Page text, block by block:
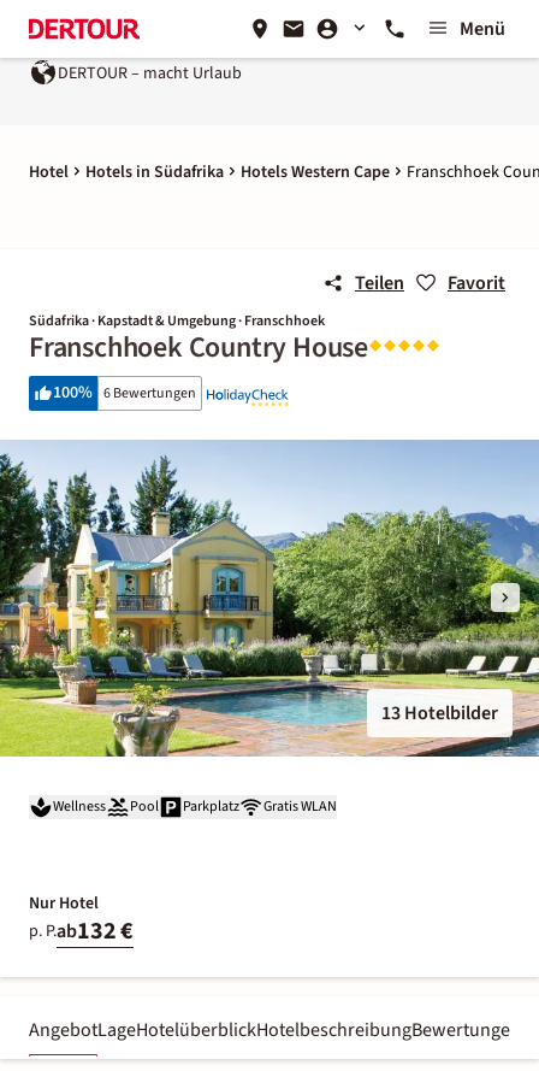
Menü
DERTOUR – macht Urlaub
Hotel Hotels in Südafrika Hotels Western Cape Franschhoek
Teilen Favorit
Südafrika · Kapstadt & Umgebung · Franschhoek
Franschhoek Country House
100% 6 Bewertungen
13 Hotelbilder
Wellness Pool Parkplatz Gratis WLAN
Nur Hotel
p. P.ab132 €
AngebotLageHotelüberblickHotelbeschreibungBewertungen